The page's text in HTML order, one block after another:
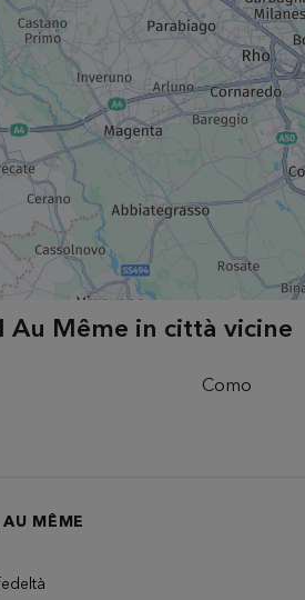
Au Même in città vicine
Como
AU MÊME